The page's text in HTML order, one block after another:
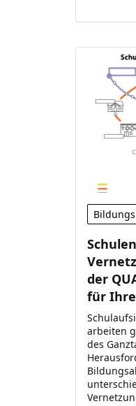
der
für
arbeiten
des